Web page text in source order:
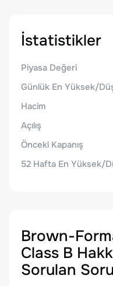
İstatistikler
Piyasa Değeri
Günlük En Yüksek/
Hacim
Açılış
Önceki Kapanış
52 Hafta En Yüksek/
Brown-
Class B
Sorulan